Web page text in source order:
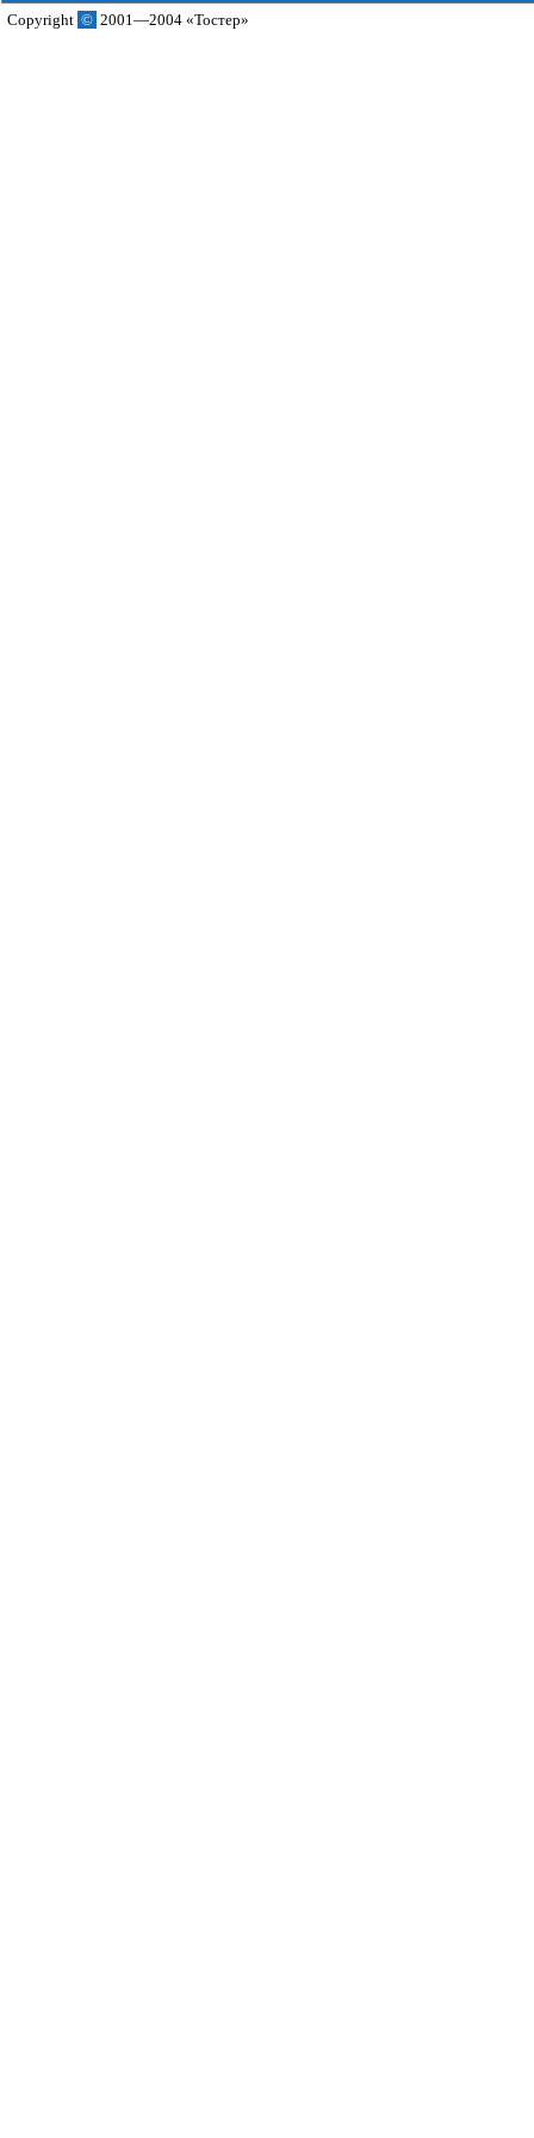
Copyright © 2001—2004 «Тостер»